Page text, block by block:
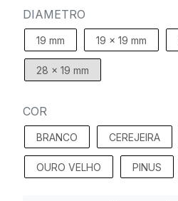
DIAMETRO
19 mm 19 x 19 mm
28 x 19 mm
COR
BRANCO CEREJEIRA
OURO VELHO PINUS